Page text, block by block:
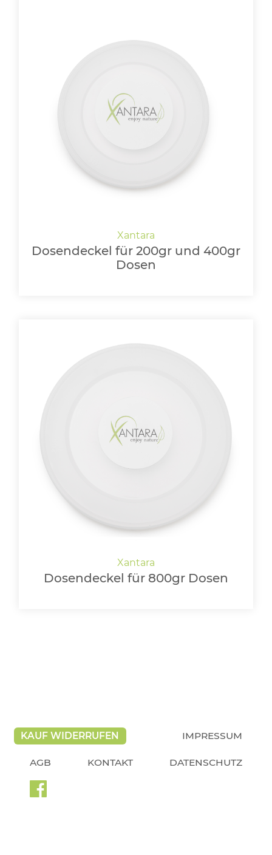
Dosendeckel für 200gr und 400gr
Dosen
Dosendeckel für 800gr Dosen
KAUF WIDERRUFEN IMPRESSUM
AGB KONTAKT DATENSCHUTZ